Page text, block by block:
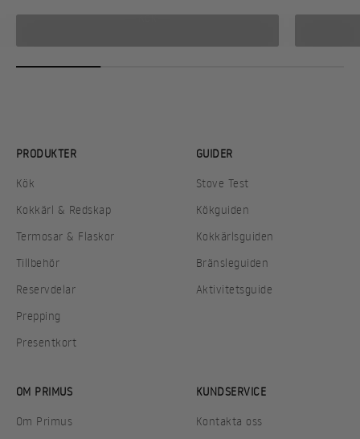
Kök
PRODUKTER
Kök
Kokkärl & Redskap
Termosar & Flaskor
Tillbehör
Reservdelar
Prepping
Presentkort
GUIDER
Stove Test
Kökguiden
Kokkärlsguiden
Bränsleguiden
Aktivitetsguide
OM PRIMUS
Om Primus
KUNDSERVICE
Kontakta oss